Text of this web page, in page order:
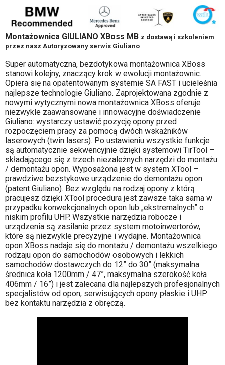
Montażownica GIULIANO XBoss MB z dostawą i szkoleniem
przez nasz Autoryzowany serwis Giuliano
Super automatyczna, bezdotykowa montażownica XBoss
stanowi kolejny, znaczący krok w ewolucji montażownic.
Opiera się na opatentowanym systemie SA FAST i ucieleśnia
najlepsze technologie Giuliano. Zaprojektowana zgodnie z
nowymi wytycznymi nowa montażownica XBoss oferuje
niezwykle zaawansowane i innowacyjne doświadczenie
Giuliano: wystarczy ustawić pozycję opony przed
rozpoczęciem pracy za pomocą dwóch wskaźników
laserowych (twin lasers). Po ustawieniu wszystkie funkcje
są automatycznie sekwencyjnie dzięki systemowi TirTool –
składającego się z trzech niezależnych narzędzi do montażu
/ demontażu opon. Wyposażona jest w system XTool –
prawdziwe bezstykowe urządzenie do demontażu opon
(patent Giuliano). Bez względu na rodzaj opony z którą
pracujesz dzięki XTool procedura jest zawsze taka sama w
przypadku konwekcjonalnych opon lub „ekstremalnych” o
niskim profilu UHP. Wszystkie narzędzia robocze i
urządzenia są zasilanie przez system motoinwertorów,
które są niezwykle precyzyjne i wydajne. Montażownica
opon XBoss nadaje się do montażu / demontażu wszelkiego
rodzaju opon do samochodów osobowych i lekkich
samochodów dostawczych do 12” do 30” (maksymalna
średnica koła 1200mm / 47”, maksymalna szerokość koła
406mm / 16”) i jest zalecana dla najlepszych profesjonalnych
specjalistów od opon, serwisujących opony płaskie i UHP
bez kontaktu narzędzia z obręczą.